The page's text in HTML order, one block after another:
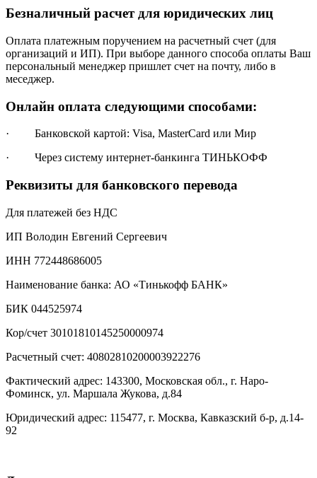
Безналичный расчет для юридических лиц
Оплата платежным поручением на расчетный счет (для
организаций и ИП). При выборе данного способа оплаты Ваш
персональный менеджер пришлет счет на почту, либо в
меседжер.
Онлайн оплата следующими способами:
· Банковской картой: Visa, MasterCard или Мир
· Через систему интернет-банкинга ТИНЬКОФФ
Реквизиты для банковского перевода
Для платежей без НДС
ИП Володин Евгений Сергеевич
ИНН 772448686005
Наименование банка: АО «Тинькофф БАНК»
БИК 044525974
Кор/счет 30101810145250000974
Расчетный счет: 40802810200003922276
Фактический адрес: 143300, Московская обл., г. Наро-
Фоминск, ул. Маршала Жукова, д.84
Юридический адрес: 115477, г. Москва, Кавказский б-р, д.14-
92